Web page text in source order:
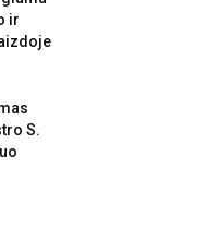
ir
S.